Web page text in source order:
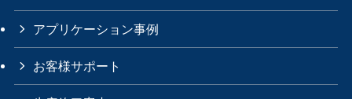
アプリケーション事例
お客様サポート